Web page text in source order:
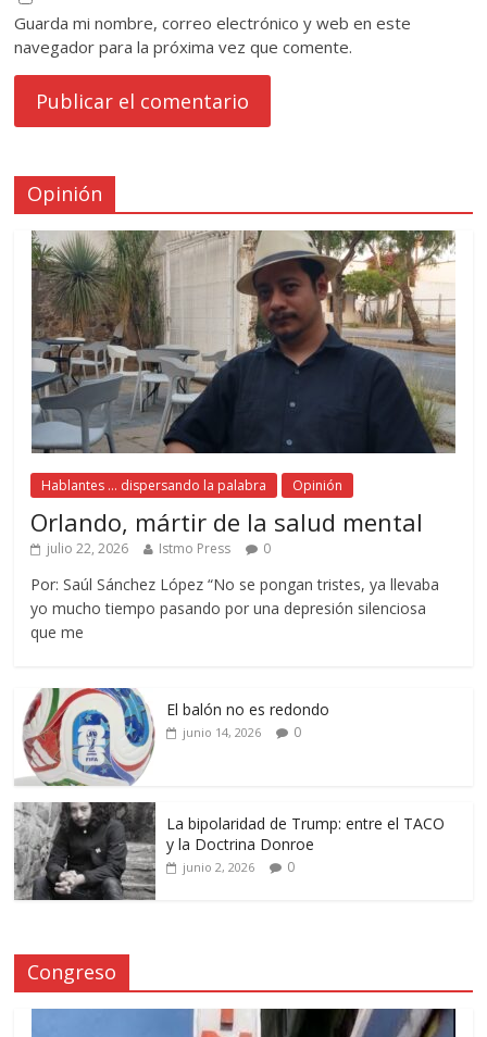
Guarda mi nombre, correo electrónico y web en este
navegador para la próxima vez que comente.
Opinión
Hablantes ... dispersando la palabra Opinión
Orlando, mártir de la salud mental
julio 22, 2026 Istmo Press 0
Por: Saúl Sánchez López “No se pongan tristes, ya llevaba
yo mucho tiempo pasando por una depresión silenciosa
que me
El balón no es redondo
junio 14, 2026 0
La bipolaridad de Trump: entre el TACO
y la Doctrina Donroe
junio 2, 2026 0
Congreso